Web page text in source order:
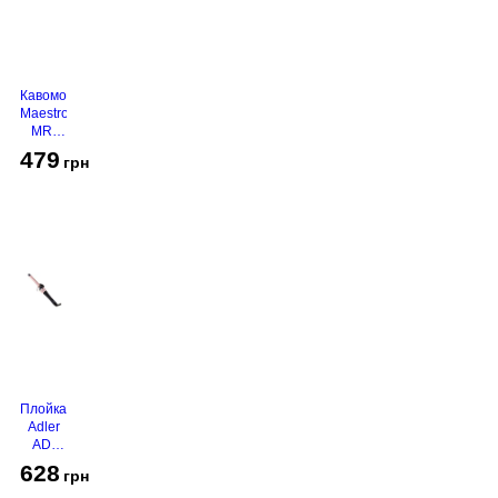
Кавомолка
Maestro
MR-
Grey
479 грн
Плойка
Adler
AD-
628 грн